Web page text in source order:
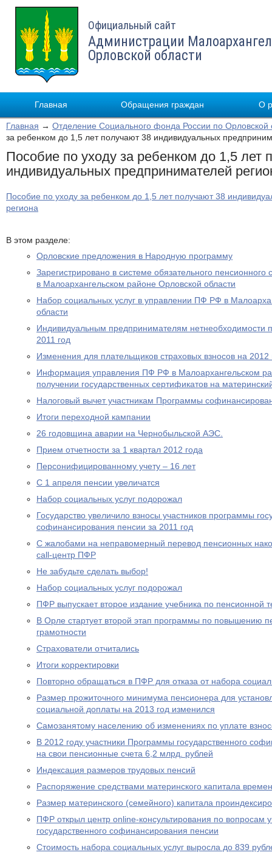
Официальный сайт
Администрации
Орловской области
Главная Обращения граждан О
Главная → Отделение Социального фонда России по Орловской
за ребенком до 1,5 лет получают 38 индивидуальных
Пособие по уходу за ребенком до 1,5 лет
индивидуальных предпринимателей
Пособие по уходу за ребенком до 1,5 лет получают 38
региона
В этом разделе:
Орловские предложения в Народную программу
Зарегистрировано в системе обязательного
в Малоархангельском районе Орловской области
Набор социальных услуг в управлении ПФ РФ в
области
Индивидуальным предпринимателям нетнеобходимости
2011 год
Изменения для плательщиков страховых взносов на 2012
Информация управления ПФ РФ в Малоархангельском
получении государственных сертификатов на
Налоговый вычет участникам Программы
Итоги переходной кампании
26 годовщина аварии на Чернобыльской АЭС.
Прием отчетности за 1 квартал 2012 года
Персонифицированному учету – 16 лет
С 1 апреля пенсии увеличатся
Набор социальных услуг подорожал
Государство увеличило взносы участников программы
софинансирования пенсии за 2011 год
С жалобами на неправомерный перевод пенсионных
call-центр ПФР
Не забудьте сделать выбор!
Набор социальных услуг подорожал
ПФР выпускает второе издание учебника по пенсионной
В Орле стартует второй этап программы по повышению
грамотности
Страхователи отчитались
Итоги корректировки
Повторно обращаться в ПФР для отказа от набора
Размер прожиточного минимума пенсионера для
социальной доплаты на 2013 год изменился
Самозанятому населению об изменениях по уплате
В 2012 году участники Программы государственного
на свои пенсионные счета 6,2 млрд. рублей
Индексация размеров трудовых пенсий
Распоряжение средствами материнского капитала
Размер материнского (семейного) капитала
ПФР открыл центр online-консультирования по вопросам
государственного софинансирования пенсии
Стоимость набора социальных услуг выросла до 839